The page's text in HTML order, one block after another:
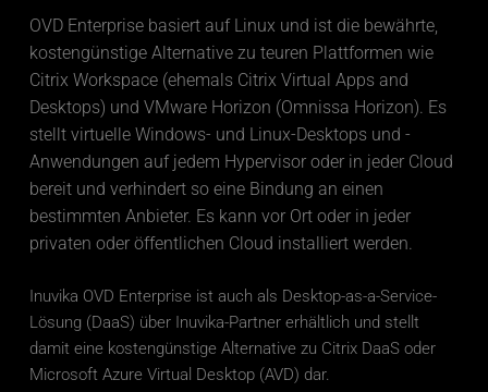
OVD Enterprise basiert auf Linux und ist die bewährte,
kostengünstige Alternative zu teuren Plattformen wie
Citrix Workspace (ehemals Citrix Virtual Apps and
Desktops) und VMware Horizon (Omnissa Horizon). Es
stellt virtuelle Windows- und Linux-Desktops und -
Anwendungen auf jedem Hypervisor oder in jeder Cloud
bereit und verhindert so eine Bindung an einen
bestimmten Anbieter. Es kann vor Ort oder in jeder
privaten oder öffentlichen Cloud installiert werden.
Inuvika OVD Enterprise ist auch als Desktop-as-a-Service-
Lösung (DaaS) über Inuvika-Partner erhältlich und stellt
damit eine kostengünstige Alternative zu Citrix DaaS oder
Microsoft Azure Virtual Desktop (AVD) dar.